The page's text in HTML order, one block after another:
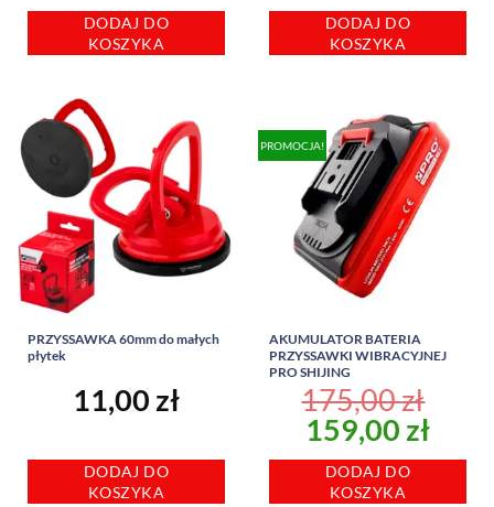
DODAJ DO
KOSZYKA
DODAJ DO
KOSZYKA
PRZYSSAWKA 60mm do małych
płytek
11,00 zł
DODAJ DO
KOSZYKA
PROMOCJA!
AKUMULATOR BATERIA
PRZYSSAWKI WIBRACYJNEJ
PRO SHIJING
175,00zł
Pierwotna
cena
wynosiła:
159,00 zł
cena
DODAJ DO
KOSZYKA